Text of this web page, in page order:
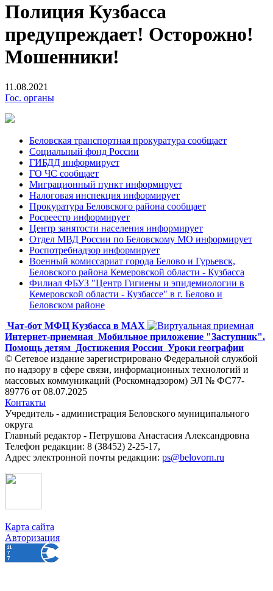
Полиция Кузбасса
предупреждает! Осторожно!
Мошенники!
11.08.2021
Гос. органы
Беловская транспортная прокуратура сообщает
Социальный фонд России
ГИБДД информирует
ГО ЧС сообщает
Миграционный пункт информирует
Налоговая инспекция информирует
Прокуратура Беловского района сообщает
Росреестр информирует
Центр занятости населения информирует
Отдел МВД России по Беловскому МО информирует
Роспотребнадзор информирует
Военный комиссариат города Белово и Гурьевск,
Беловского района Кемеровской области - Кузбасса
Филиал ФБУЗ "Центр Гигиены и эпидемиологии в
Кемеровской области - Кузбассе" в г. Белово и
Беловском районе
Чат-бот МФЦ Кузбасса в MAX
Интернет-приемная Мобильное приложение "Заступник".
Помощь детям Достижения России Уроки географии
© Сетевое издание зарегистрировано Федеральной службой
по надзору в сфере связи, информационных технологий и
массовых коммуникаций (Роскомнадзором) ЭЛ № ФС77-
89776 от 08.07.2025
Контакты
Учредитель - администрация Беловского муниципального
округа
Главный редактор - Петрушова Анастасия Александровна
Телефон редакции: 8 (38452) 2-25-17,
Адрес электронной почты редакции: ps@belovorn.ru
Карта сайта
Авторизация